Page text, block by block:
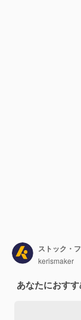
ストック・
kerismaker
あなたにおす